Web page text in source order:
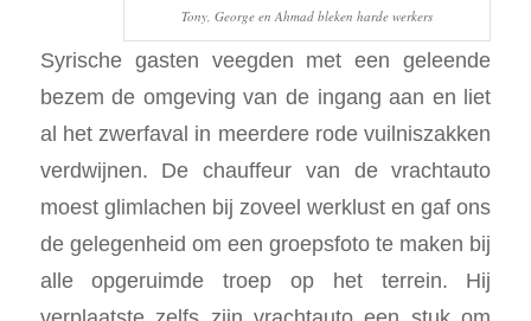
Tony, George en Ahmad bleken harde werkers
Syrische gasten veegden met een geleende
bezem de omgeving van de ingang aan en liet
al het zwerfaval in meerdere rode vuilniszakken
verdwijnen. De chauffeur van de vrachtauto
moest glimlachen bij zoveel werklust en gaf ons
de gelegenheid om een groepsfoto te maken bij
alle opgeruimde troep op het terrein. Hij